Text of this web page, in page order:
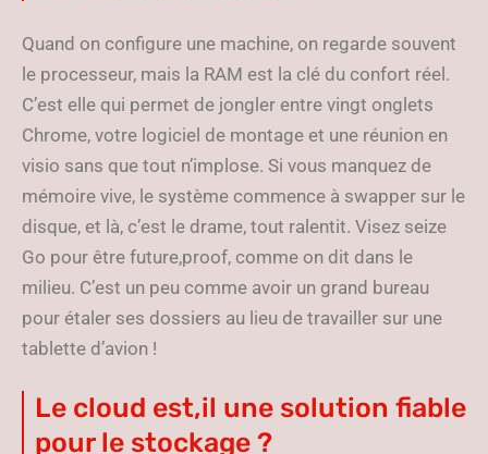
Quand on configure une machine, on regarde souvent
le processeur, mais la RAM est la clé du confort réel.
C’est elle qui permet de jongler entre vingt onglets
Chrome, votre logiciel de montage et une réunion en
visio sans que tout n’implose. Si vous manquez de
mémoire vive, le système commence à swapper sur le
disque, et là, c’est le drame, tout ralentit. Visez seize
Go pour être future,proof, comme on dit dans le
milieu. C’est un peu comme avoir un grand bureau
pour étaler ses dossiers au lieu de travailler sur une
tablette d’avion !
Le cloud est,il une solution fiable
pour le stockage ?